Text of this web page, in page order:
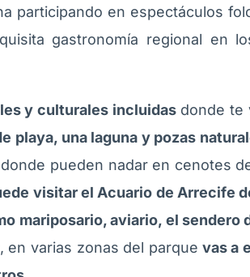
participando en espectáculos
gastronomía regional en
y culturales incluidasdonde te
playa, una laguna y pozas
pueden nadar en cenotes
visitar el Acuario de Arrecife
mariposario, aviario, el sendero
en varias zonas del parque vas a